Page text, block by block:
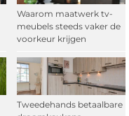
Waarom maatwerk tv-
meubels steeds vaker de
voorkeur krijgen
Tweedehands betaalbare